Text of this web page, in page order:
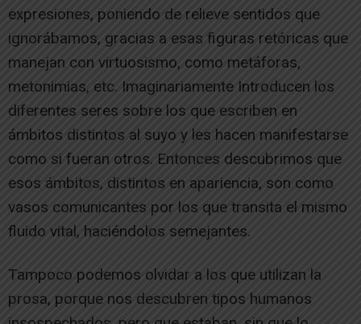
expresiones, poniendo de relieve sentidos que
ignorábamos, gracias a esas figuras retóricas que
manejan con virtuosismo, como metáforas,
metonimias, etc. Imaginariamente Introducen los
diferentes seres sobre los que escriben en
ámbitos distintos al suyo y les hacen manifestarse
como si fueran otros. Entonces descubrimos que
esos ámbitos, distintos en apariencia, son como
vasos comunicantes por los que transita el mismo
fluido vital, haciéndolos semejantes.
Tampoco podemos olvidar a los que utilizan la
prosa, porque nos descubren tipos humanos